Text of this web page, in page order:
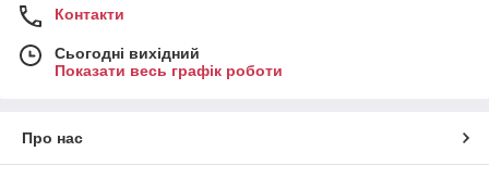
Контакти
Сьогодні вихідний
Показати весь графік роботи
Про нас